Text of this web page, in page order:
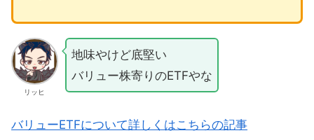
リッヒ
地味やけど底堅い
バリュー株寄りのETFやな
バリューETFについて詳しくはこちらの記事